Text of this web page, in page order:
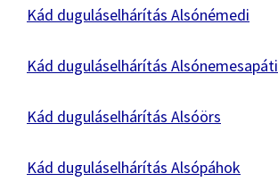
Kád duguláselhárítás Alsónémedi
Kád duguláselhárítás Alsónemesapáti
Kád duguláselhárítás Alsóörs
Kád duguláselhárítás Alsópáhok